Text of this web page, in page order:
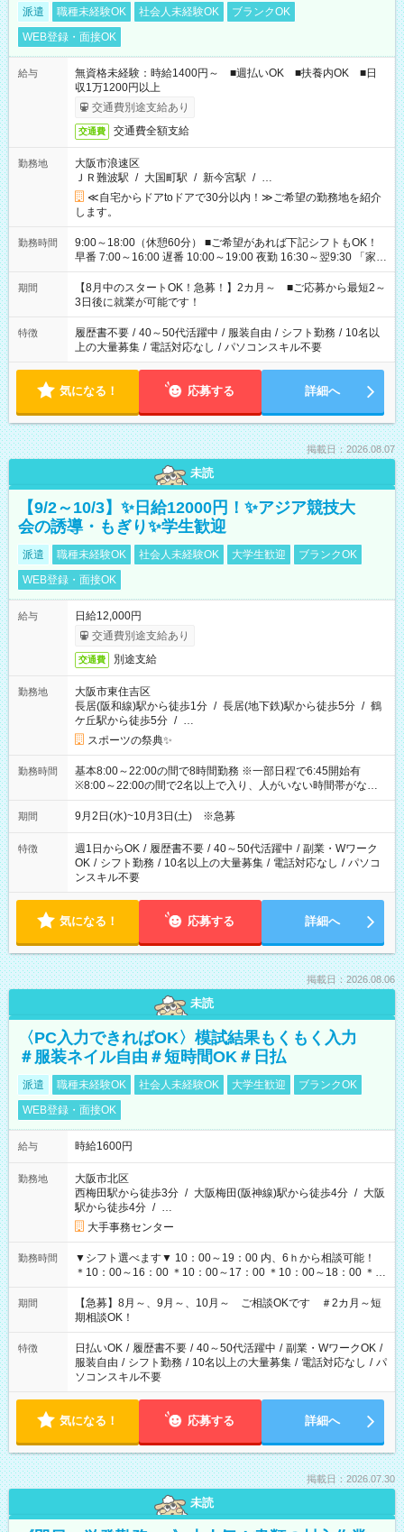
派遣 職種未経験OK 社会人未経験OK
ブランクOK
WEB登録・面接OK
給与
無資格未経験：時給1400円～ ■週払いOK ■扶養内OK ■日
収1万1200円以上
交通費別途支給あり
交通費 交通費全額支給
勤務地
大阪市浪速区
ＪＲ難波駅 / 大国町駅 / 新今宮駅 / …
≪自宅からドアtoドアで30分以内！≫ご希望の勤務地を紹介
します。
勤務時間
9:00～18:00（休憩60分） ■ご希望があれば下記シフトもOK！
早番 7:00～16:00 遅番 10:00～19:00 夜勤 16:30～翌9:30 「家族
と休みを合わせたい」 「余裕を持って夕飯の準備がしたい」
「できれば残業はしたくない」 など、ご希望を教えてください
ね。 ※Wワーク希望の方へ 今ご覧のお仕事で希望する勤務時間
と、もう1つのお仕事の勤務時間。 合計で週40時間を超える場
合は応募できません。
期間
【8月中のスタートOK！急募！】2カ月～ ■ご応募から最短2～
3日後に就業が可能です！
特徴 履歴書不要 / 40～50代活躍中 / 服装自由 / シフト勤務 / 10名以
上の大量募集 / 電話対応なし / パソコンスキル不要
気になる！ 応募する 詳細へ
掲載日：2026.08.07
未読
【9/2～10/3】✨日給12000円！✨アジア競技大
会の誘導・もぎり✨学生歓迎
派遣 職種未経験OK 社会人未経験OK 大学生歓迎
ブランクOK
WEB登録・面接OK
給与
日給12,000円
交通費別途支給あり
交通費 別途支給
勤務地
大阪市東住吉区
長居(阪和線)駅から徒歩1分 / 長居(地下鉄)駅から徒歩5分 / 鶴
ケ丘駅から徒歩5分 / …
スポーツの祭典✨
勤務時間
基本8:00～22:00の間で8時間勤務 ※一部日程で6:45開始有
※8:00～22:00の間で2名以上で入り、人がいない時間帯がない
ように相方と時間を分け合うイメージです
期間 9月2日(水)~10月3日(土) ※急募
特徴 週1日からOK / 履歴書不要 / 40～50代活躍中 / 副業・Wワーク
OK / シフト勤務 / 10名以上の大量募集 / 電話対応なし / パソコ
ンスキル不要
気になる！ 応募する 詳細へ
掲載日：2026.08.06
未読
〈PC入力できればOK〉模試結果もくもく入力
＃服装ネイル自由＃短時間OK＃日払
派遣 職種未経験OK 社会人未経験OK 大学生歓迎
ブランクOK
WEB登録・面接OK
給与 時給1600円
勤務地
大阪市北区
西梅田駅から徒歩3分 / 大阪梅田(阪神線)駅から徒歩4分 / 大阪
駅から徒歩4分 / …
大手事務センター
勤務時間
▼シフト選べます▼ 10：00～19：00 内、6ｈから相談可能！
＊10：00～16：00 ＊10：00～17：00 ＊10：00～18：00 ＊
11：00～19：00 ＊12：00～19：00 ＊13：00～19：00
期間
【急募】8月～、9月～、10月～ ご相談OKです ＃2カ月～短
期相談OK！
特徴 日払いOK / 履歴書不要 / 40～50代活躍中 / 副業・WワークOK /
服装自由 / シフト勤務 / 10名以上の大量募集 / 電話対応なし / パ
ソコンスキル不要
気になる！ 応募する 詳細へ
掲載日：2026.07.30
未読